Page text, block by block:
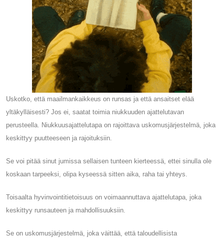
Uskotko, että maailmankaikkeus on runsas ja että ansaitset elää
yltäkylläisesti? Jos ei, saatat toimia niukkuuden ajattelutavan
perusteella. Niukkuusajattelutapa on rajoittava uskomusjärjestelmä, joka
keskittyy puutteeseen ja rajoituksiin.
Se voi pitää sinut jumissa sellaisen tunteen kierteessä, ettei sinulla ole
koskaan tarpeeksi, olipa kyseessä sitten aika, raha tai yhteys.
Toisaalta hyvinvointitietoisuus on voimaannuttava ajattelutapa, joka
keskittyy runsauteen ja mahdollisuuksiin.
Se on uskomusjärjestelmä, joka väittää, että taloudellisista